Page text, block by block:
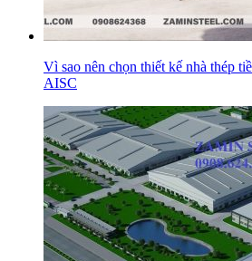
Vì sao nên chọn thiết kế nhà thép
AISC